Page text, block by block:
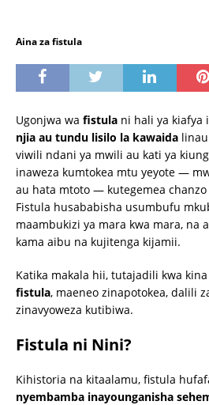
Aina za fistula
Ugonjwa wa fistula ni hali ya kiafya
njia au tundu lisilo la kawaida
viwili ndani ya mwili au kati ya
inaweza kumtokea mtu yeyote —
au hata mtoto — kutegemea chanzo
Fistula husababisha usumbufu
maambukizi ya mara kwa mara, na
kama aibu na kujitenga kijamii.
Katika makala hii, tutajadili kwa kina
fistula, maeneo zinapotokea, dalili
zinavyoweza kutibiwa.
Fistula ni Nini?
Kihistoria na kitaalamu, fistula
nyembamba inayounganisha